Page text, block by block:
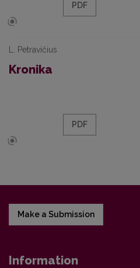
PDF
L. Petravičius
Kronika
PDF
Make a Submission
Information